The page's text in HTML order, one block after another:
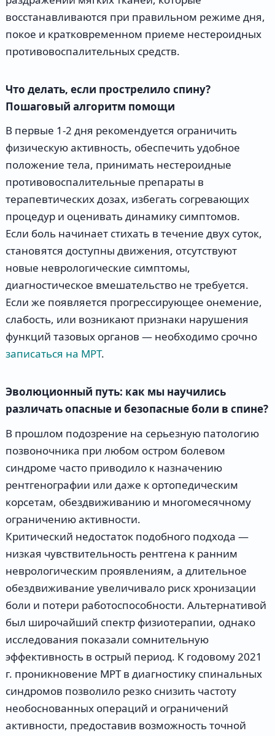
восстанавливаются при правильном режиме дня,
покое и кратковременном приеме нестероидных
противовоспалительных средств.
Что делать, если прострелило спину?
Пошаговый алгоритм помощи
В первые 1-2 дня рекомендуется ограничить
физическую активность, обеспечить удобное
положение тела, принимать нестероидные
противовоспалительные препараты в
терапевтических дозах, избегать согревающих
процедур и оценивать динамику симптомов.
Если боль начинает стихать в течение двух суток,
становятся доступны движения, отсутствуют
новые неврологические симптомы,
диагностическое вмешательство не требуется.
Если же появляется прогрессирующее онемение,
слабость, или возникают признаки нарушения
функций тазовых органов — необходимо срочно
записаться на МРТ.
Эволюционный путь: как мы научились
различать опасные и безопасные боли в спине?
В прошлом подозрение на серьезную патологию
позвоночника при любом остром болевом
синдроме часто приводило к назначению
рентгенографии или даже к ортопедическим
корсетам, обездвиживанию и многомесячному
ограничению активности.
Критический недостаток подобного подхода —
низкая чувствительность рентгена к ранним
неврологическим проявлениям, а длительное
обездвиживание увеличивало риск хронизации
боли и потери работоспособности. Альтернативой
был широчайший спектр физиотерапии, однако
исследования показали сомнительную
эффективность в острый период. К годовому 2021
г. проникновение МРТ в диагностику спинальных
синдромов позволило резко снизить частоту
необоснованных операций и ограничений
активности, предоставив возможность точной